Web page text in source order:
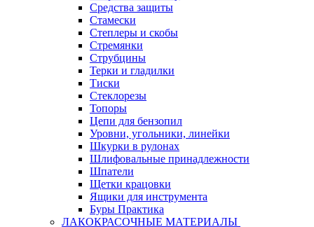
Средства защиты
Стамески
Степлеры и скобы
Стремянки
Струбцины
Терки и гладилки
Тиски
Стеклорезы
Топоры
Цепи для бензопил
Уровни, угольники, линейки
Шкурки в рулонах
Шлифовальные принадлежности
Шпатели
Щетки крацовки
Ящики для инструмента
Буры Практика
ЛАКОКРАСОЧНЫЕ МАТЕРИАЛЫ